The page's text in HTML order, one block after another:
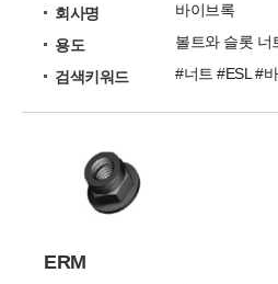
회사명
바이브록
용도
검색키워드
#너트 #ESL #
ERM